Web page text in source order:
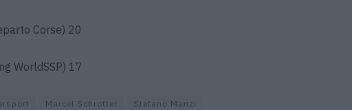
Corse) 20
WorldSSP) 17
Marcel Schrotter
Stefano Manzi